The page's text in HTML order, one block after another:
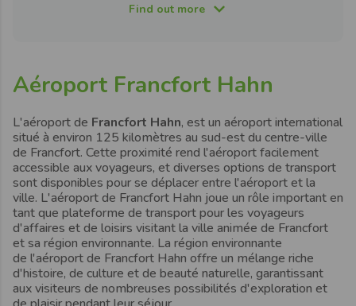
Find out more
Aéroport Francfort Hahn
L'aéroport de Francfort Hahn, est un aéroport international
situé à environ 125 kilomètres au sud-est du centre-ville
de Francfort. Cette proximité rend l'aéroportfacilement
accessible aux voyageurs, et diverses options de transport
sont disponibles pour se déplacerentre l'aéroport et la
ville. L'aéroport de Francfort Hahn joue un rôle important en
tant que plateforme de transport pour les voyageurs
d'affaires et de loisirs visitant la ville animée de Francfort
etsa région environnante. La région environnante
de l'aéroport de Francfort Hahn offre un mélange riche
d'histoire, de culture et de beauté naturelle, garantissant
aux visiteurs de nombreuses possibilités d'exploration et